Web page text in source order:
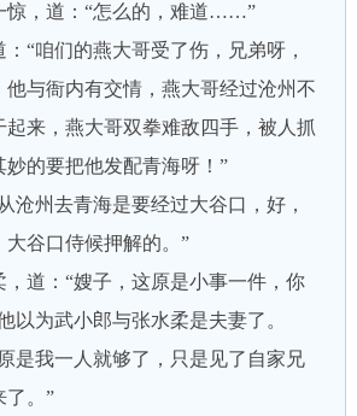
，道：“怎么的，难道……”
咱们的燕大哥受了伤，兄弟呀，
他与衙内有交情，燕大哥经过沧州不
起来，燕大哥双拳难敌四手，被人抓
的要把他发配青海呀！”
州去青海是要经过大谷口，好，
大谷口侍候押解的。”
道：“嫂子，这原是小事一件，你
以为武小郎与张水柔是夫妻了。
我一人就够了，只是见了自家兄
了。”